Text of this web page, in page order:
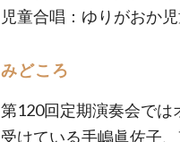
児童合唱：ゆりがおか
みどころ
第120回定期演奏会では
受けている手嶋眞佐子